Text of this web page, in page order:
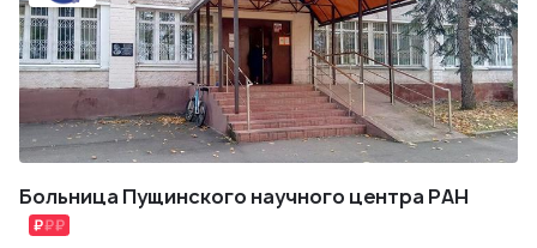
Больница Пущинского научного центра РАН